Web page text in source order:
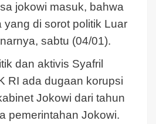
jokowi masuk, bahwa
di sorot politik Luar
sabtu (04/01).
dan aktivis Syafril
RI ada dugaan korupsi
Jokowi dari tahun
pemerintahan Jokowi.